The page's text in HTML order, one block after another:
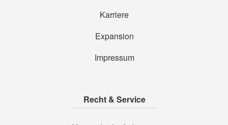
Karriere
Expansion
Impressum
Recht & Service